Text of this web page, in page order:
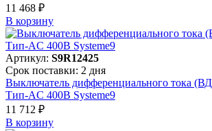
11 468 ₽
В корзинy
Артикул: S9R12425
Срок поставки: 2 дня
Выключатель дифференциального тока
Тип-AC 400В Systeme9
11 712 ₽
В корзинy